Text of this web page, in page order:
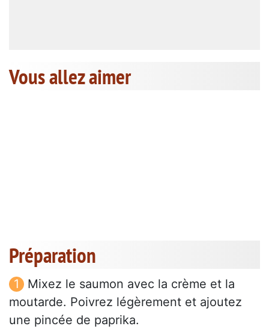
Vous allez aimer
Préparation
Mixez le saumon avec la crème et la
moutarde. Poivrez légèrement et ajoutez
une pincée de paprika.